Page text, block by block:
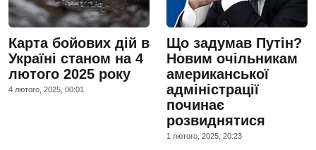
Карта бойових дій в
Україні станом на 4
лютого 2025 року
4 лютого, 2025, 00:01
Що задумав Путін?
Новим очільникам
американської
адміністрації
починає
розвиднятися
1 лютого, 2025, 20:23